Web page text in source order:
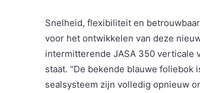
Snelheid, flexibiliteit en
voor het ontwikkelen van deze
intermitterende JASA 350 verticale
staat. “De bekende blauwe
sealsysteem zijn volledig opnieuw